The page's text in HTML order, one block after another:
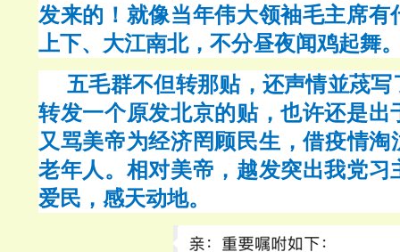
发来的！就像当年伟大领袖毛主席有
上下、大江南北，不分昼夜闻鸡起舞
五毛群不但转那贴，还声情並荗
转发一个原发北京的贴，也许还是出
又骂美帝为经济罔顾民生，借疫情淘
老年人。相对美帝，越发突出我党习
爱民，感天动地。